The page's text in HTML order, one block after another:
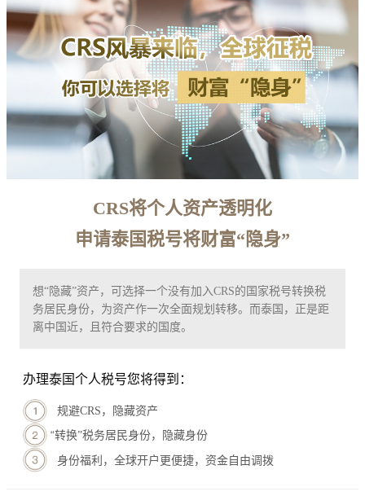
CRS将个人资产透明化
申请泰国税号将财富“隐身”
想“隐藏”资产，可选择一个没有加入CRS的国家税号转换税
务居民身份，为资产作一次全面规划转移。而泰国，正是距
离中国近，且符合要求的国度。
办理泰国个人税号您将得到：
规避CRS，隐藏资产
“转换”税务居民身份，隐藏身份
身份福利， 全球开户更便捷，资金自由调拨